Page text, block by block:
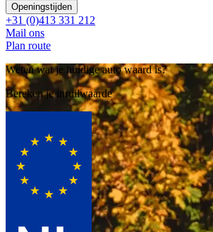
Openingstijden
+31 (0)413 331 212
Mail ons
Plan route
Weten wat je huidige auto waard is?
Bereken je inruilwaarde